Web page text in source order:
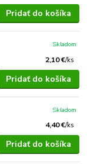
Pridať do košíka
2,10 €/ks
Skladom
Pridať do košíka
4,40 €/ks
Skladom
Pridať do košíka